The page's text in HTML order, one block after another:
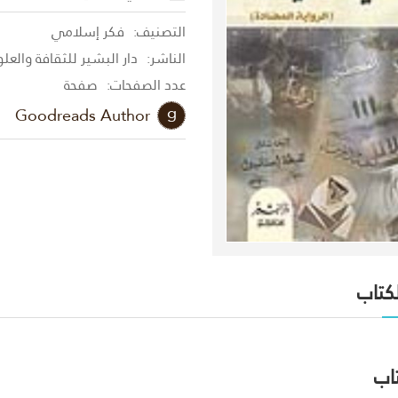
التصنيف: فكر إسلامي
الناشر: دار البشير للثقافة
عدد الصفحات: صفحة
Goodreads Author